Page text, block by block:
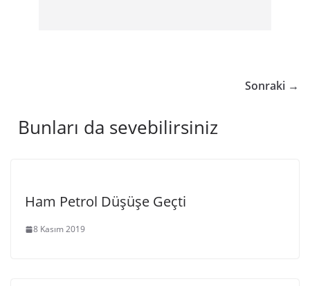
Sonraki →
Bunları da sevebilirsiniz
Ham Petrol Düşüşe Geçti
8 Kasım 2019